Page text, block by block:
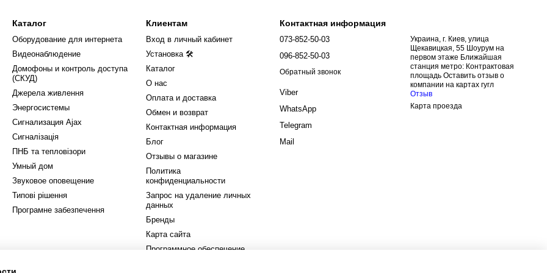
и ее основные преимущества
прицелов, коллимация означает настройку оптической системы прицела таким образом, чтобы точка цели и точка попадания
линии. Это обеспечивает стрелку возможность мгновенно зафиксировать цель, не отвлекаясь на перевод взгляда с окуляра на
прицелов:
что позволяет стрелку мгновенно фокусироваться на цели и моментально реагировать на изменение ситуации.
настройки прицела (идеально подходят как для опытных стрелков, так и для начинающих).
прибора, так как они изготовлены из качественных материалов, обеспечивающих длительный срок эксплуатации и
внешних факторов.
, где применяются линзы и увеличитель
цели, коллиматорные проецируют инфракрасный
стрелку точно наводиться на цель в условиях
ночного времени. Среди важных характеристик и
разнообразие применения для охотничьего
Каталог
Оборудование для интернета
Видеонаблюдение
Домофоны и контроль доступа
(СКУД)
Джерела живлення
Энергосистемы
Сигнализация Ajax
Сигналізація
ПНБ та тепловізори
Умный дом
Звуковое оповещение
Типові рішення
Програмне забезпечення
Клиентам
Вход в личный кабинет
Установка 🛠
Каталог
О нас
Оплата и доставка
Обмен и возврат
Контактная информация
Блог
Отзывы о магазине
Политика
конфиденциальности
Запрос на удаление личных
данных
Бренды
Карта сайта
Программное обеспечение
Контактная информация
073-852-50-03
096-852-50-03
Обратный звонок
Viber
WhatsApp
Telegram
Mail
Украина, г. Киев, улица
Щекавицкая, 55 Шоурум на
первом этаже Ближайшая
станция метро: Контрактовая
площадь Оставить отзыв о
компании на картах гугл
Отзыв
Карта проезда